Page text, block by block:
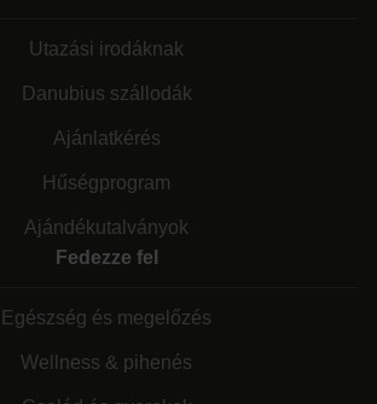
Utazási irodáknak
Danubius szállodák
Ajánlatkérés
Hűségprogram
Ajándékutalványok
Fedezze fel
Egészség és megelőzés
Wellness & pihenés